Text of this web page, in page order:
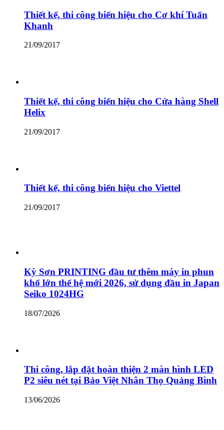
Thiết kế, thi công biển hiệu cho Cơ khí Tuấn
Khanh
21/09/2017
Thiết kế, thi công biển hiệu cho Cửa hàng Shell
Helix
21/09/2017
Thiết kế, thi công biển hiệu cho Viettel
21/09/2017
Kỳ Sơn PRINTING đầu tư thêm máy in phun
khổ lớn thế hệ mới 2026, sử dụng đầu in Japan
Seiko 1024HG
18/07/2026
Thi công, lắp đặt hoàn thiện 2 màn hình LED
P2 siêu nét tại Bảo Việt Nhân Thọ Quảng Bình
13/06/2026